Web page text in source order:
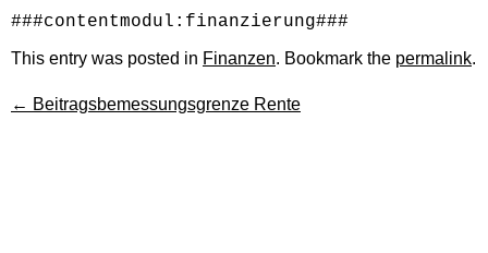
###contentmodul:finanzierung###
This entry was posted in Finanzen. Bookmark the permalink.
← Beitragsbemessungsgrenze Rente